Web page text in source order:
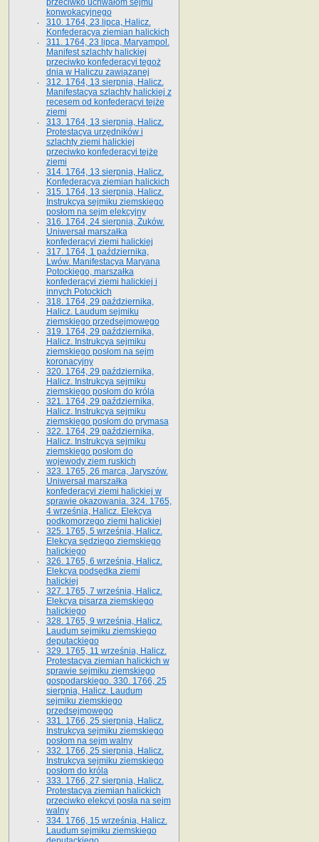
przeciwko uchwałom sejmu
konwokacyjnego
310. 1764, 23 lipca, Halicz.
Konfederacya ziemian halickich
311. 1764, 23 lipca, Maryampol.
Manifest szlachty halickiej
przeciwko konfederacyi tegoż
dnia w Haliczu zawiązanej
312. 1764, 13 sierpnia, Halicz.
Manifestacya szlachty halickiej z
recesem od konfederacyi tejże
ziemi
313. 1764, 13 sierpnia, Halicz.
Protestacya urzędników i
szlachty ziemi halickiej
przeciwko konfederacyi tejże
ziemi
314. 1764, 13 sierpnia, Halicz.
Konfederacya ziemian halickich
315. 1764, 13 sierpnia, Halicz.
Instrukcya sejmiku ziemskiego
posłom na sejm elekcyjny
316. 1764, 24 sierpnia, Żuków.
Uniwersał marszałka
konfederacyi ziemi halickiej
317. 1764, 1 października,
Lwów. Manifestacya Maryana
Potockiego, marszałka
konfederacyi ziemi halickiej i
innych Potockich
318. 1764, 29 października,
Halicz. Laudum sejmiku
ziemskiego przedsejmowego
319. 1764, 29 października,
Halicz. Instrukcya sejmiku
ziemskiego posłom na sejm
koronacyjny
320. 1764, 29 października,
Halicz. Instrukcya sejmiku
ziemskiego posłom do króla
321. 1764, 29 października,
Halicz. Instrukcya sejmiku
ziemskiego posłom do prymasa
322. 1764, 29 października,
Halicz. Instrukcya sejmiku
ziemskiego posłom do
wojewody ziem ruskich
323. 1765, 26 marca, Jaryszów.
Uniwersał marszałka
konfederacyi ziemi halickiej w
sprawie okazowania. 324. 1765,
4 września, Halicz. Elekcya
podkomorzego ziemi halickiej
325. 1765, 5 września, Halicz.
Elekcya sędziego ziemskiego
halickiego
326. 1765, 6 września, Halicz.
Elekcya podsędka ziemi
halickiej
327. 1765, 7 września, Halicz.
Elekcya pisarza ziemskiego
halickiego
328. 1765, 9 września, Halicz.
Laudum sejmiku ziemskiego
deputackiego
329. 1765, 11 września, Halicz.
Protestacya ziemian halickich w
sprawie sejmiku ziemskiego
gospodarskiego. 330. 1766, 25
sierpnia, Halicz. Laudum
sejmiku ziemskiego
przedsejmowego
331. 1766, 25 sierpnia, Halicz.
Instrukcya sejmiku ziemskiego
posłom na sejm walny
332. 1766, 25 sierpnia, Halicz.
Instrukcya sejmiku ziemskiego
posłom do króla
333. 1766, 27 sierpnia, Halicz.
Protestacya ziemian halickich
przeciwko elekcyi posła na sejm
walny
334. 1766, 15 września, Halicz.
Laudum sejmiku ziemskiego